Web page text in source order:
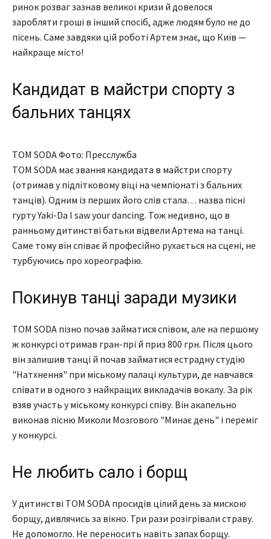
ринок розваг зазнав великої кризи й довелося
заробляти гроші в інший спосіб, адже людям було не до
пісень. Саме завдяки цій роботі Артем знає, що Київ —
найкраще місто!
Кандидат в майстри спорту з
бальних танцях
TOM SODA Фото: Пресслужба
TOM SODA має звання кандидата в майстри спорту
(отримав у підлітковому віці на чемпіонаті з бальних
танців). Одним із перших його слів стала… назва пісні
гурту Yaki-Da I saw your dancing. Тож недивно, що в
ранньому дитинстві батьки відвели Артема на танці.
Саме тому він співає й професійно рухається на сцені, не
турбуючись про хореографію.
Покинув танці заради музики
TOM SODA пізно почав займатися співом, але на першому
ж конкурсі отримав гран-прі й приз 800 грн. Після цього
він залишив танці й почав займатися естрадну студію
"Натхнення" при міському палаці культури, де навчався
співати в одного з найкращих викладачів вокалу. За рік
взяв участь у міському конкурсі співу. Він акапельно
виконав пісню Миколи Мозгового "Минає день" і переміг
у конкурсі.
Не любить сало і борщ
У дитинстві TOM SODA просидів цілий день за мискою
борщу, дивлячись за вікно. Три рази розігрівали страву.
Не допомогло. Не переносить навіть запах борщу.